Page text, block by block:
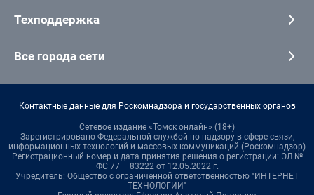
Техподдержка
Все города сети
Контактные данные для Роскомнадзора и государственных органов
Сетевое издание «Томск онлайн» (18+)
Зарегистрировано Федеральной службой по надзору в сфере связи,
информационных технологий и массовых коммуникаций (Роскомнадзор)
Регистрационный номер и дата принятия решения о регистрации: ЭЛ №
ФС 77 – 83222 от 12.05.2022 г.
Учредитель: Общество с ограниченной ответственностью "ИНТЕРНЕТ
ТЕХНОЛОГИИ"